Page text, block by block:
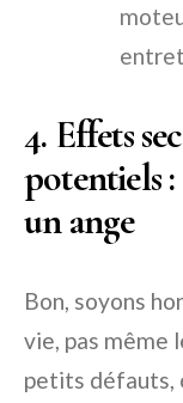
4. Effets
potentiels
un ange
Bon, soyons
vie, pas même
petits défauts,